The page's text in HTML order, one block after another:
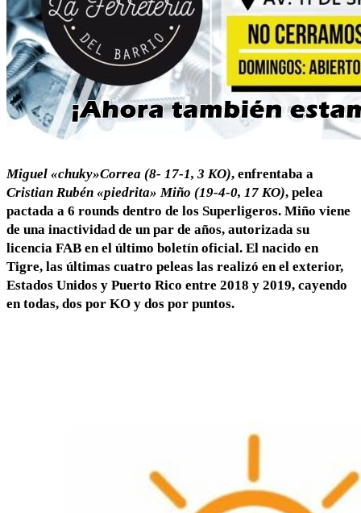
Miguel «chuky»Correa (8- 17-1, 3 KO), enfrentaba a
Cristian Rubén «piedrita» Miño (19-4-0, 17 KO), pelea
pactada a 6 rounds dentro de los Superligeros. Miño viene
de una inactividad de un par de años, autorizada su
licencia FAB en el último boletín oficial. El nacido en
Tigre, las últimas cuatro peleas las realizó en el exterior,
Estados Unidos y Puerto Rico entre 2018 y 2019, cayendo
en todas, dos por KO y dos por puntos.